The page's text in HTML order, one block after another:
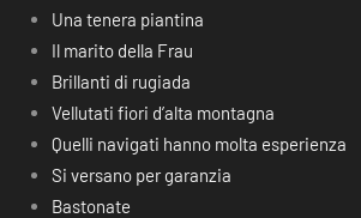
Una tenera piantina
Il marito della Frau
Brillanti di rugiada
Vellutati fiori d’alta montagna
Quelli navigati hanno molta esperienza
Si versano per garanzia
Bastonate